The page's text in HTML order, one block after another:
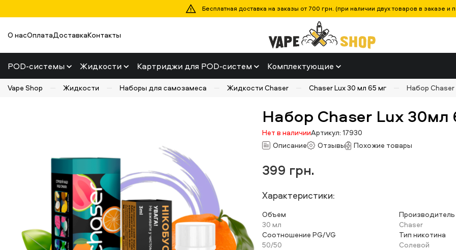
Бесплатная доставка на заказы от 700 грн. (при наличии двух товаров в заказе и
О насОплатаДоставкаКонтакты
POD-системы Жидкости Картриджи для POD-систем Комплектующие
Vape Shop Жидкости Наборы для самозамеса Жидкости Chaser Chaser Lux 30 мл 65 мг Набор Chaser
Набор Chaser Lux 30мл
Нет в наличииАртикул: 17930
Описание
Отзывы Похожие товары
399 грн.
Характеристики:
Объем
30 мл
Производитель
Chaser
Соотношение PG/VG
50/50
Тип никотина
Солевой